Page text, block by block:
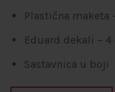
Plastična maketa
Eduard dekali –
Sastavnica u boji